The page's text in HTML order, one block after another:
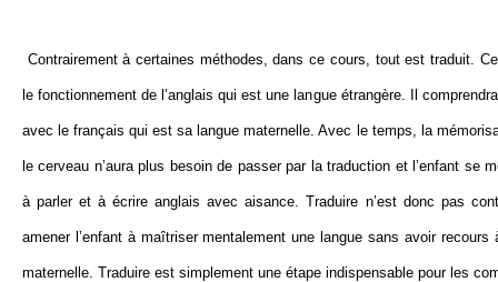
Contrairement à certaines méthodes, dans ce cours, tout est traduit.
le fonctionnement de l’anglais qui est une langue étrangère. Il
avec le français qui est sa langue maternelle. Avec le temps, la
le cerveau n’aura plus besoin de passer par la traduction et l’enfant se
à parler et à écrire anglais avec aisance. Traduire n’est donc pas
amener l’enfant à maîtriser mentalement une langue sans avoir
maternelle. Traduire est simplement une étape indispensable pour les